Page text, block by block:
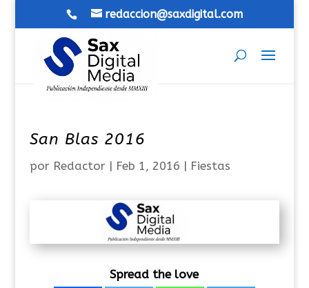
redaccion@saxdigital.com
San Blas 2016
por Redactor| Feb 1, 2016 | Fiestas
Spread the love